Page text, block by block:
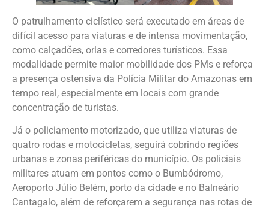
O patrulhamento ciclístico será executado em áreas de
difícil acesso para viaturas e de intensa movimentação,
como calçadões, orlas e corredores turísticos. Essa
modalidade permite maior mobilidade dos PMs e reforça
a presença ostensiva da Polícia Militar do Amazonas em
tempo real, especialmente em locais com grande
concentração de turistas.
Já o policiamento motorizado, que utiliza viaturas de
quatro rodas e motocicletas, seguirá cobrindo regiões
urbanas e zonas periféricas do município. Os policiais
militares atuam em pontos como o Bumbódromo,
Aeroporto Júlio Belém, porto da cidade e no Balneário
Cantagalo, além de reforçarem a segurança nas rotas de